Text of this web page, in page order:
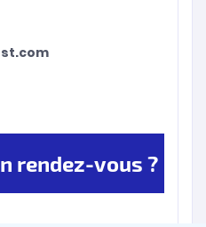
rendez-vous ?